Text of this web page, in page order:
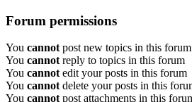
Forum permissions
You cannot post new topics in this forum
You cannot reply to topics in this forum
You cannot edit your posts in this forum
You cannot delete your posts in this
You cannot post attachments in this